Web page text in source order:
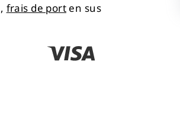
frais de port en sus